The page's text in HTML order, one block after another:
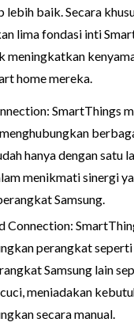
lebih baik. Secara
lima fondasi inti
meningkatkan
home mereka.
SmartThings
hanya dengan satu
menikmati sinergi
Samsung.
Connection:
perangkat
Samsung lain
meniadakan
secara manual.